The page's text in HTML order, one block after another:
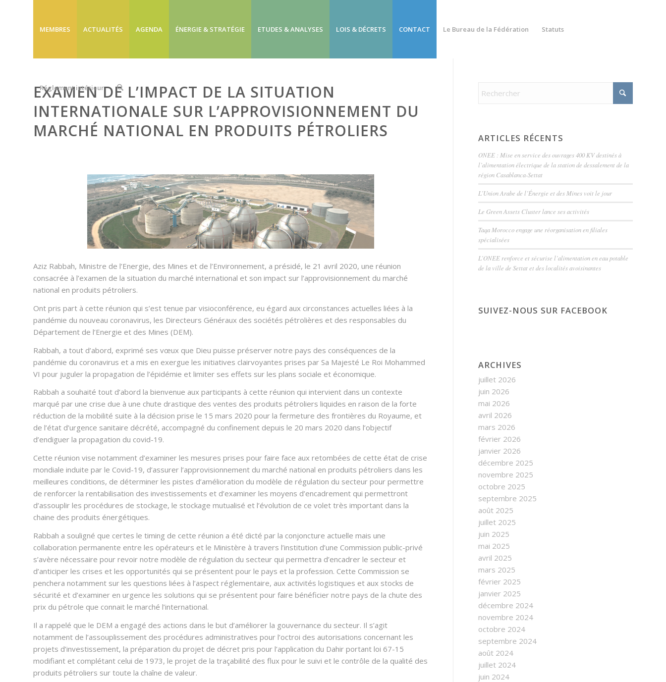
MEMBRES ACTUALITÉS AGENDA ÉNERGIE & STRATÉGIE ETUDES & ANALYSES LOIS & DÉCRETS CONTACT Le Bureau de la Fédération Statuts
Réglement intérieur
EXAMEN DE L’IMPACT DE LA SITUATION
INTERNATIONALE SUR L’APPROVISIONNEMENT DU
MARCHÉ NATIONAL EN PRODUITS PÉTROLIERS
Aziz Rabbah, Ministre de l’Energie, des Mines et de l’Environnement, a présidé, le 21 avril 2020, une réunion
consacrée à l’examen de la situation du marché international et son impact sur l’approvisionnement du marché
national en produits pétroliers.
Ont pris part à cette réunion qui s’est tenue par visioconférence, eu égard aux circonstances actuelles liées à la
pandémie du nouveau coronavirus, les Directeurs Généraux des sociétés pétrolières et des responsables du
Département de l’Energie et des Mines (DEM).
Rabbah, a tout d’abord, exprimé ses vœux que Dieu puisse préserver notre pays des conséquences de la
pandémie du coronavirus et a mis en exergue les initiatives clairvoyantes prises par Sa Majesté Le Roi Mohammed
VI pour juguler la propagation de l’épidémie et limiter ses effets sur les plans sociale et économique.
Rabbah a souhaité tout d’abord la bienvenue aux participants à cette réunion qui intervient dans un contexte
marqué par une crise due à une chute drastique des ventes des produits pétroliers liquides en raison de la forte
réduction de la mobilité suite à la décision prise le 15 mars 2020 pour la fermeture des frontières du Royaume, et
de l’état d’urgence sanitaire décrété, accompagné du confinement depuis le 20 mars 2020 dans l’objectif
d’endiguer la propagation du covid-19.
Cette réunion vise notamment d’examiner les mesures prises pour faire face aux retombées de cette état de crise
mondiale induite par le Covid-19, d’assurer l’approvisionnement du marché national en produits pétroliers dans les
meilleures conditions, de déterminer les pistes d’amélioration du modèle de régulation du secteur pour permettre
de renforcer la rentabilisation des investissements et d’examiner les moyens d’encadrement qui permettront
d’assouplir les procédures de stockage, le stockage mutualisé et l’évolution de ce volet très important dans la
chaine des produits énergétiques.
Rabbah a souligné que certes le timing de cette réunion a été dicté par la conjoncture actuelle mais une
collaboration permanente entre les opérateurs et le Ministère à travers l’institution d’une Commission public-privé
s’avère nécessaire pour revoir notre modèle de régulation du secteur qui permettra d’encadrer le secteur et
d’anticiper les crises et les opportunités qui se présentent pour le pays et la profession. Cette Commission se
penchera notamment sur les questions liées à l’aspect réglementaire, aux activités logistiques et aux stocks de
sécurité et d’examiner en urgence les solutions qui se présentent pour faire bénéficier notre pays de la chute des
prix du pétrole que connait le marché l’international.
Il a rappelé que le DEM a engagé des actions dans le but d’améliorer la gouvernance du secteur. Il s’agit
notamment de l’assouplissement des procédures administratives pour l’octroi des autorisations concernant les
projets d’investissement, la préparation du projet de décret pris pour l’application du Dahir portant loi 67-15
modifiant et complétant celui de 1973, le projet de la traçabilité des flux pour le suivi et le contrôle de la qualité des
produits pétroliers sur toute la chaîne de valeur.
ARTICLES RÉCENTS
ONEE : Mise en service des ouvrages 400 KV destinés à
l’alimentation électrique de la station de dessalement de la
région Casablanca-Settat
L’Union Arabe de l’Énergie et des Mines voit le jour
Le Green Assets Cluster lance ses activités
Taqa Morocco engage une réorganisation en filiales
spécialisées
L’ONEE renforce et sécurise l’alimentation en eau potable
de la ville de Settat et des localités avoisinantes
SUIVEZ-NOUS SUR FACEBOOK
ARCHIVES
juillet 2026
juin 2026
mai 2026
avril 2026
mars 2026
février 2026
janvier 2026
décembre 2025
novembre 2025
octobre 2025
septembre 2025
août 2025
juillet 2025
juin 2025
mai 2025
avril 2025
mars 2025
février 2025
janvier 2025
décembre 2024
novembre 2024
octobre 2024
septembre 2024
août 2024
juillet 2024
juin 2024